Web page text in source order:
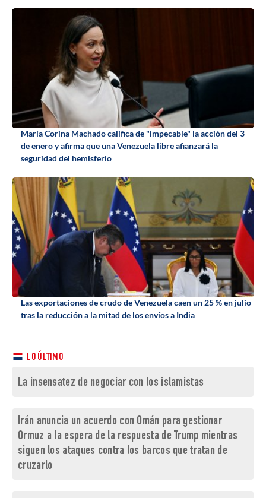
María Corina Machado califica de "impecable" la acción del 3
de enero y afirma que una Venezuela libre afianzará la
seguridad del hemisferio
Las exportaciones de crudo de Venezuela caen un 25 % en julio
tras la reducción a la mitad de los envíos a India
LO ÚLTIMO
La insensatez de negociar con los islamistas
Irán anuncia un acuerdo con Omán para gestionar
Ormuz a la espera de la respuesta de Trump mientras
siguen los ataques contra los barcos que tratan de
cruzarlo